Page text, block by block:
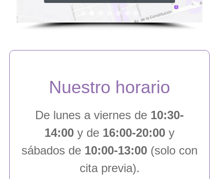
Nuestro horario
De lunes a viernes de 10:30-
14:00 y de 16:00-20:00 y
sábados de 10:00-13:00 (solo con
cita previa).